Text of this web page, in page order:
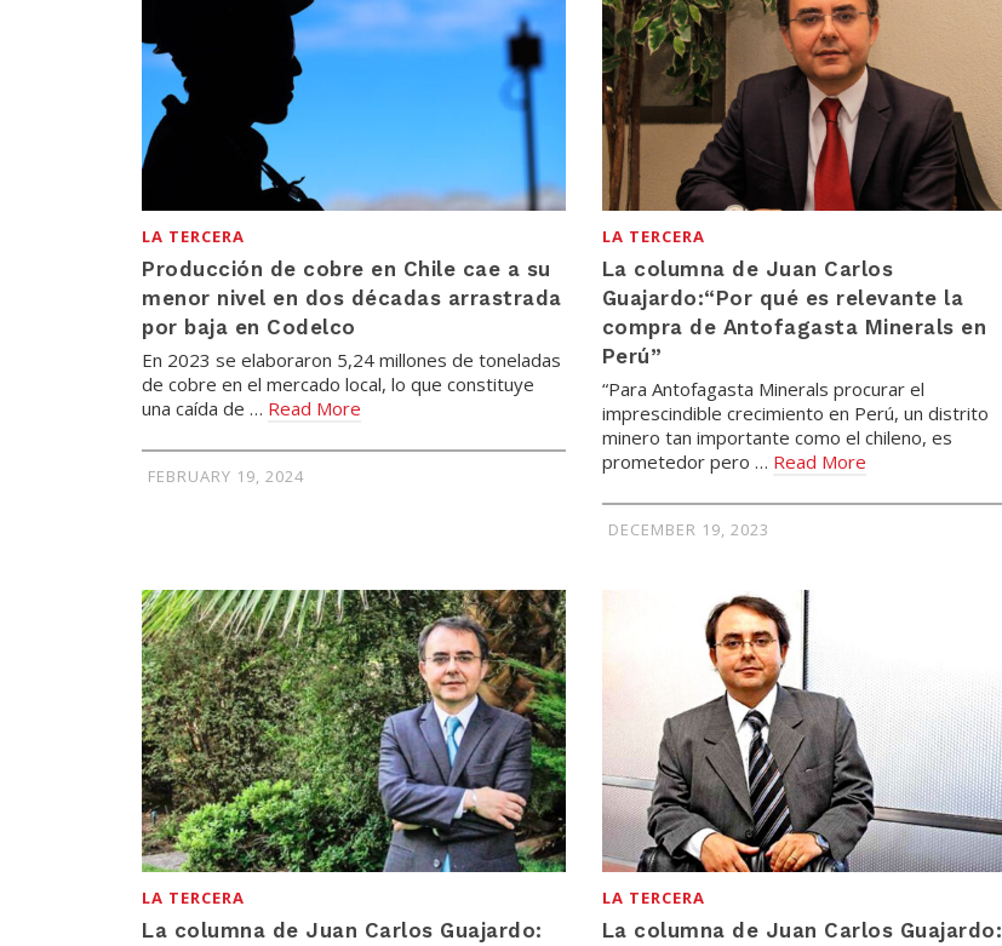
LA TERCERA
Producción de cobre en Chile cae a su
menor nivel en dos décadas arrastrada
por baja en Codelco
En 2023 se elaboraron 5,24 millones de toneladas
de cobre en el mercado local, lo que constituye
una caída de … Read More
FEBRUARY 19, 2024
LA TERCERA
La columna de Juan Carlos
Guajardo:“Por qué es relevante la
compra de Antofagasta Minerals en
Perú”
“Para Antofagasta Minerals procurar el
imprescindible crecimiento en Perú, un distrito
minero tan importante como el chileno, es
prometedor pero … Read More
DECEMBER 19, 2023
LA TERCERA
La columna de Juan Carlos Guajardo:
LA TERCERA
La columna de Juan Carlos Guajardo: